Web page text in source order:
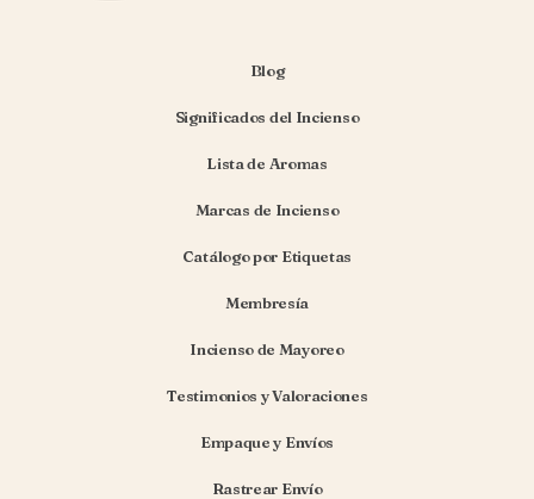
Blog
Significados del Incienso
Lista de Aromas
Marcas de Incienso
Catálogo por Etiquetas
Membresía
Incienso de Mayoreo
Testimonios y Valoraciones
Empaque y Envíos
Rastrear Envío